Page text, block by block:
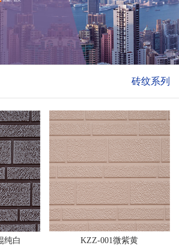
砖纹系列
纯白 KZZ-001微紫黄